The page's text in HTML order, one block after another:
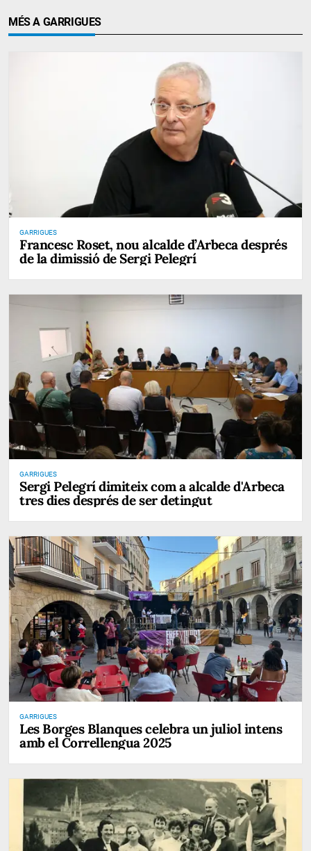
MÉS A GARRIGUES
GARRIGUES
Francesc Roset, nou alcalde d’Arbeca després
de la dimissió de Sergi Pelegrí
GARRIGUES
Sergi Pelegrí dimiteix com a alcalde d'Arbeca
tres dies després de ser detingut
GARRIGUES
Les Borges Blanques celebra un juliol intens
amb el Correllengua 2025